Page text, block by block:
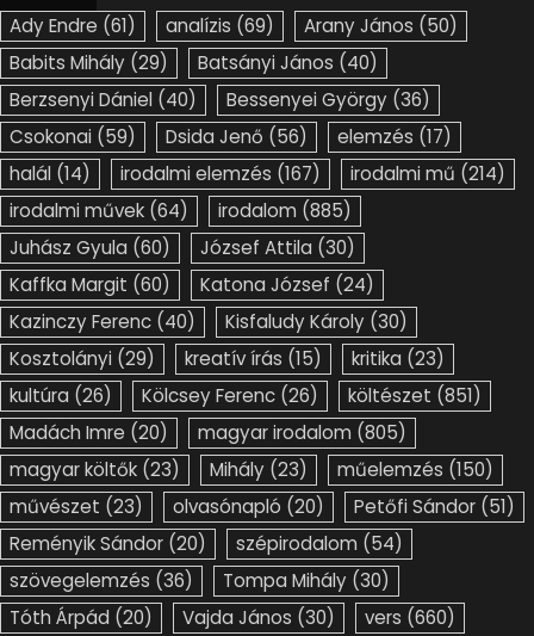
Ady Endre (61) analízis (69) Arany János (50)
Babits Mihály (29) Batsányi János (40)
Berzsenyi Dániel (40) Bessenyei György (36)
Csokonai (59) Dsida Jenő (56) elemzés (17)
halál (14) irodalmi elemzés (167) irodalmi mű (214)
irodalmi művek (64) irodalom (885)
Juhász Gyula (60) József Attila (30)
Kaffka Margit (60) Katona József (24)
Kazinczy Ferenc (40) Kisfaludy Károly (30)
Kosztolányi (29) kreatív írás (15) kritika (23)
kultúra (26) Kölcsey Ferenc (26) költészet (851)
Madách Imre (20) magyar irodalom (805)
magyar költők (23) Mihály (23) műelemzés (150)
művészet (23) olvasónapló (20) Petőfi Sándor (51)
Reményik Sándor (20) szépirodalom (54)
szövegelemzés (36) Tompa Mihály (30)
Tóth Árpád (20) Vajda János (30) vers (660)